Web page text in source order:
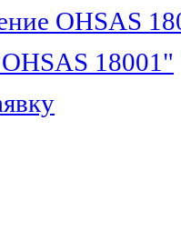
OHSAS
18001"